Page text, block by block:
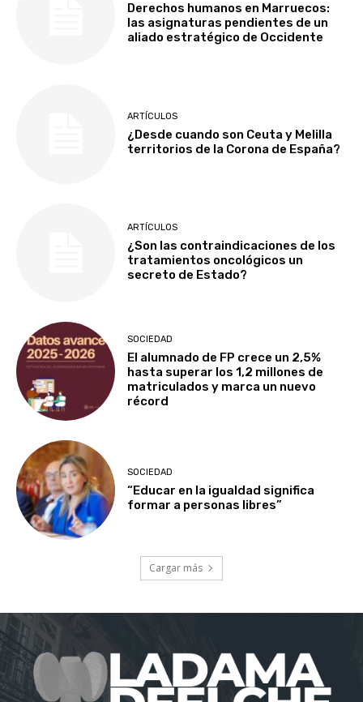
Derechos humanos en Marruecos:
las asignaturas pendientes de un
aliado estratégico de Occidente
ARTÍCULOS
¿Desde cuando son Ceuta y Melilla
territorios de la Corona de España?
ARTÍCULOS
¿Son las contraindicaciones de los
tratamientos oncológicos un
secreto de Estado?
SOCIEDAD
El alumnado de FP crece un 2,5%
hasta superar los 1,2 millones de
matriculados y marca un nuevo
récord
SOCIEDAD
“Educar en la igualdad significa
formar a personas libres”
Cargar más